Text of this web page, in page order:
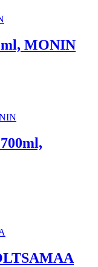
MONIN